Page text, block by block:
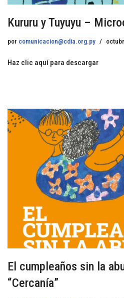
Kururu y Tuyuyu –
por comunicacion@cdia.org.py
Haz clic aquí para descargar
El cumpleaños sin la
“Cercanía”